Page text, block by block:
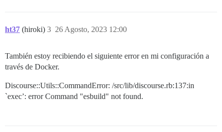
ht37 (hiroki) 26 Agosto, 2023 12:00
3
También estoy recibiendo el siguiente error en mi configuración a
través de Docker.
Discourse::Utils::CommandError: /src/lib/discourse.rb:137:in
`exec’: error Command "esbuild" not found.